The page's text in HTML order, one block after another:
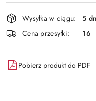
Dostępność
i
dostawa
Wysyłka w ciągu:
5
Cena przesyłki:
16
Pobierz produkt do PDF